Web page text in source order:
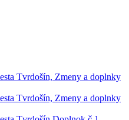
Tvrdošín, Zmeny a doplnky
Tvrdošín, Zmeny a doplnky